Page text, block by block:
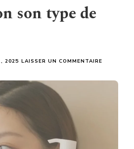
son type de
2025 LAISSER UN COMMENTAIRE